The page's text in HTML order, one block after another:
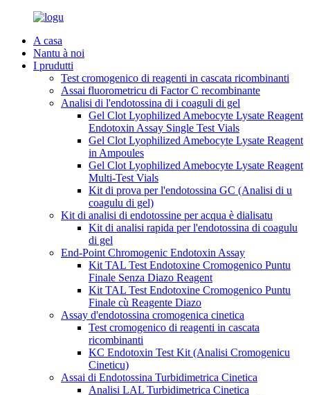
A casa
Nantu à noi
I prudutti
Test cromogenico di reagenti in cascata ricombinanti
Assai fluorometricu di Factor C recombinante
Analisi di l'endotossina di i coaguli di gel
Gel Clot Lyophilized Amebocyte Lysate Reagent
Endotoxin Assay Single Test Vials
Gel Clot Lyophilized Amebocyte Lysate Reagent
in Ampoules
Gel Clot Lyophilized Amebocyte Lysate Reagent
Multi-Test Vials
Kit di prova per l'endotossina GC (Analisi di u
coagulu di gel)
Kit di analisi di endotossine per acqua è dialisatu
Kit di analisi rapida per l'endotossina di coagulu
di gel
End-Point Chromogenic Endotoxin Assay
Kit TAL Test Endotoxine Cromogenico Puntu
Finale Senza Diazo Reagent
Kit TAL Test Endotoxine Cromogenico Puntu
Finale cù Reagente Diazo
Assay d'endotossina cromogenica cinetica
Test cromogenico di reagenti in cascata
ricombinanti
KC Endotoxin Test Kit (Analisi Cromogenicu
Cineticu)
Assai di Endotossina Turbidimetrica Cinetica
Analisi LAL Turbidimetrica Cinetica